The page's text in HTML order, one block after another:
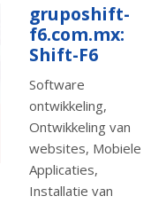
gruposhift-
f6.com.mx:
Shift-F6
Software
ontwikkeling,
Ontwikkeling van
websites, Mobiele
Applicaties,
Installatie van